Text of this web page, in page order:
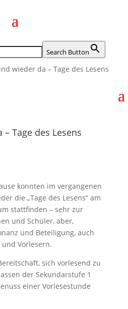
Search Button
wieder da – Tage des Lesens
Tage des Lesens
konnten im vergangenen
die „Tage des Lesens“ am
stattfinden – sehr zur
und Schüler, aber,
und Beteiligung, auch
Vorlesern.
sich vorlesend zu
der Sekundarstufe 1
einer Vorlesestunde